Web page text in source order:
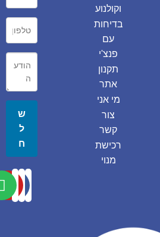
וקולנוע
בדיחות
עם
פנצ'י
תקנון
אתר
מי אני
צור
קשר
רכישת
מנוי
ש
ל
ח